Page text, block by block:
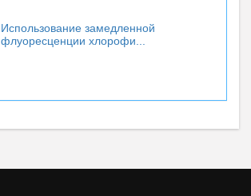
Использование замедленной
флуоресценции хлорофи...